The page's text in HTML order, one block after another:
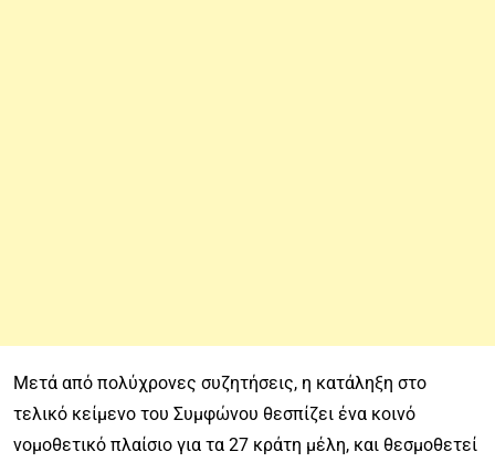
Μετά από πολύχρονες συζητήσεις, η κατάληξη στο
τελικό κείμενο του Συμφώνου θεσπίζει ένα κοινό
νομοθετικό πλαίσιο για τα 27 κράτη μέλη, και θεσμοθετεί